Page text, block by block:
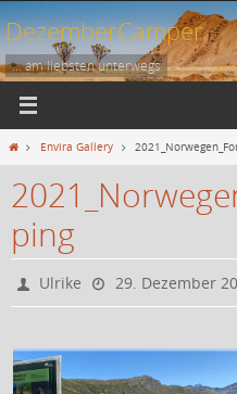
Zum
Inhalt
springen
DezemberCamper
... am liebsten unterwegs
StartEnvira Gallery
ping
Ulrike 29. Dezember